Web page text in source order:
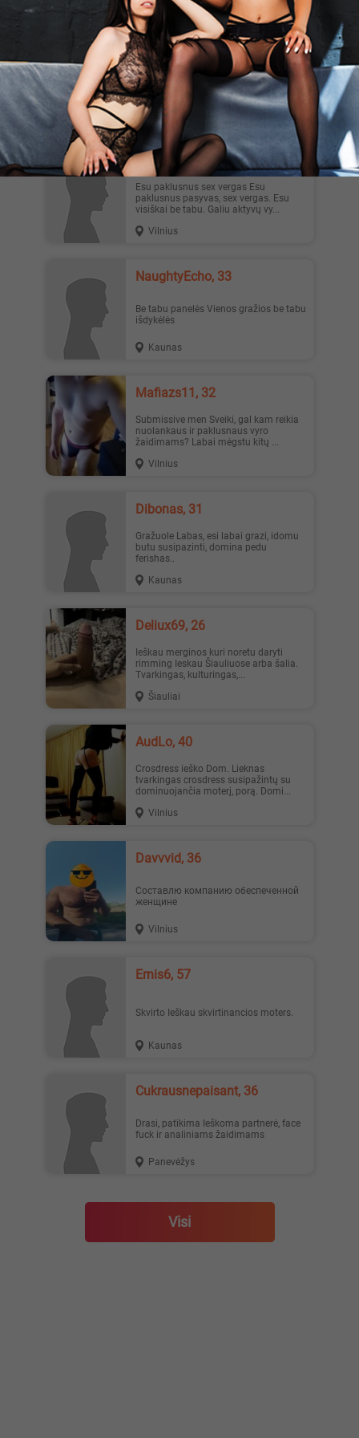
viskaspriesakis, 32
Intriguojantis pasiūlymas Draugės iki
55 m., simpatijos, kuri nufilmuotu visus
seansus drauge, ku...
Vilnius
Tomasbise, 38
Esu paklusnus sex vergas Esu
paklusnus pasyvas, sex vergas. Esu
visiškai be tabu. Galiu aktyvų vy...
Vilnius
NaughtyEcho, 33
Be tabu panelės Vienos gražios be tabu
išdykėlės
Kaunas
Mafiazs11, 32
Submissive men Sveiki, gal kam reikia
nuolankaus ir paklusnaus vyro
žaidimams? Labai mėgstu kitų ...
Vilnius
dibonas, 31
Gražuole Labas, esi labai grazi, idomu
butu susipazinti, domina pedu
ferishas..
Kaunas
Deliux69, 26
rimming Ieskau Šiauliuose arba šalia.
Tvarkingas, kulturingas,...
Šiauliai
AudLo, 40
Crosdress ieško Dom. Lieknas
tvarkingas crosdress susipažintų su
dominuojančia moterį, porą. Domi...
Vilnius
Davvvid, 36
Составлю компанию обеспеченной
женщине
Vilnius
Ernis6, 57
Skvirto Ieškau skvirtinancios moters.
Kaunas
Cukrausnepaisant, 36
Drasi, patikima Ieškoma partnerė, face
fuck ir analiniams žaidimams
Panevėžys
Visi